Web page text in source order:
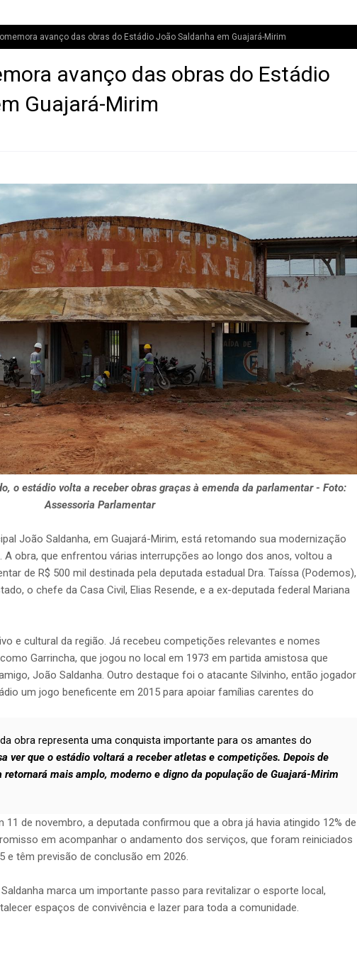
avanço das obras do Estádio João Saldanha em Guajará-Mirim
avanço das obras do Estádio
Guajará-Mirim
o estádio volta a receber obras graças à emenda da parlamentar - Foto:
Assessoria Parlamentar
João Saldanha, em Guajará-Mirim, está retomando sua modernização
obra, que enfrentou várias interrupções ao longo dos anos, voltou a
de R$ 500 mil destinada pela deputada estadual Dra. Taíssa (Podemos),
o chefe da Casa Civil, Elias Resende, e a ex-deputada federal Mariana
e cultural da região. Já recebeu competições relevantes e nomes
Garrincha, que jogou no local em 1973 em partida amistosa que
João Saldanha. Outro destaque foi o atacante Silvinho, então jogador
um jogo beneficente em 2015 para apoiar famílias carentes do
obra representa uma conquista importante para os amantes do
ver que o estádio voltará a receber atletas e competições. Depois de
retornará mais amplo, moderno e digno da população de Guajará-Mirim
11 de novembro, a deputada confirmou que a obra já havia atingido 12% de
em acompanhar o andamento dos serviços, que foram reiniciados
têm previsão de conclusão em 2026.
marca um importante passo para revitalizar o esporte local,
espaços de convivência e lazer para toda a comunidade.